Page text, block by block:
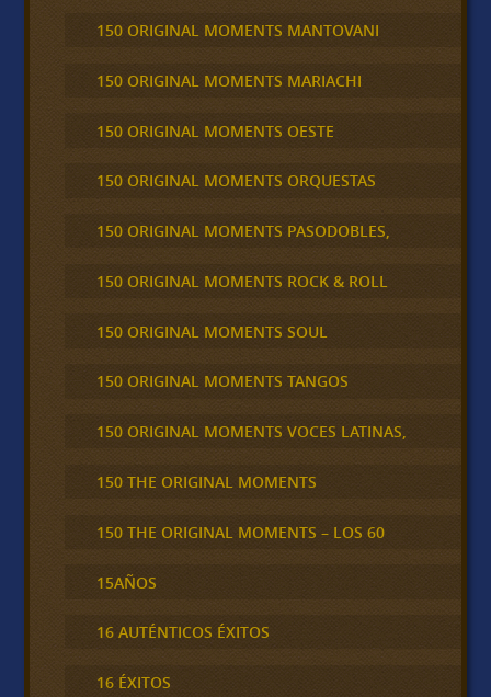
150 ORIGINAL MOMENTS MANTOVANI
150 ORIGINAL MOMENTS MARIACHI
150 ORIGINAL MOMENTS OESTE
150 ORIGINAL MOMENTS ORQUESTAS
150 ORIGINAL MOMENTS PASODOBLES,
150 ORIGINAL MOMENTS ROCK & ROLL
150 ORIGINAL MOMENTS SOUL
150 ORIGINAL MOMENTS TANGOS
150 ORIGINAL MOMENTS VOCES LATINAS,
150 THE ORIGINAL MOMENTS
150 THE ORIGINAL MOMENTS – LOS 60
15AÑOS
16 AUTÉNTICOS ÉXITOS
16 ÉXITOS